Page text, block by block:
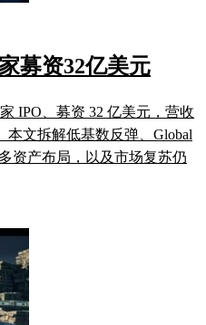
募资32亿美元
IPO、募资 32 亿美元，营收
本文拆解低基数反弹、Global
资产布局，以及市场复苏仍